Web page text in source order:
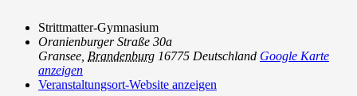
Strittmatter-Gymnasium
Oranienburger Straße 30a
Gransee Brandenburg 16775 Deutschland Google Karte
anzeigen
Veranstaltungsort-Website anzeigen